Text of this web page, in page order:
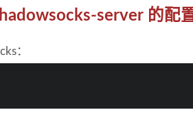
server 的配
：